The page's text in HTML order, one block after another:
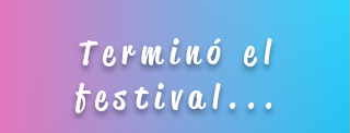
Terminó el
festival...